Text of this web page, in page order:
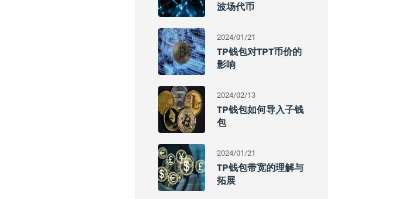
波场代币
2024/01/21
TP钱包对TPT币价的
影响
2024/02/13
TP钱包如何导入子钱
包
2024/01/21
TP钱包带宽的理解与
拓展